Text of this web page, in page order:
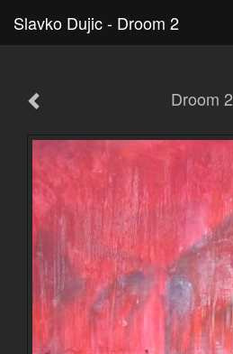
Slavko Dujic - Droom 2
Droom 2